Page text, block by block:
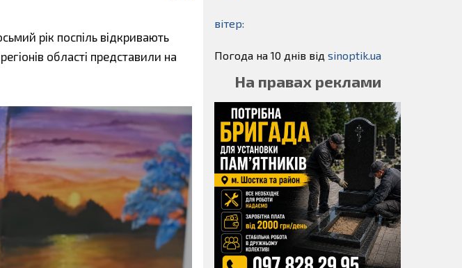
рік поспіль відкривають
області представили на
вітер:
Погода на 10 днів від sinoptik.ua
На правах реклами